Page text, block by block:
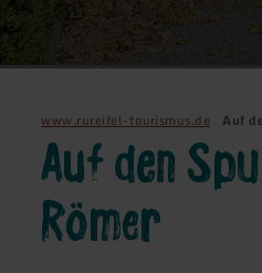
www.rureifel-tourismus.de Auf
Auf den
Römer